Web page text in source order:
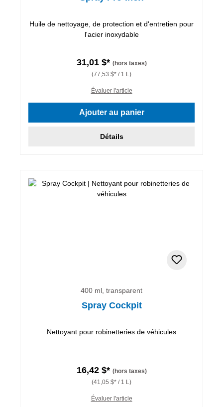
Huile de nettoyage, de protection et d'entretien pour
l'acier inoxydable
31,01 $* (hors taxes)
(77,53 $* / 1 L)
Évaluer l'article
Ajouter au panier
Détails
400 ml, transparent
Spray Cockpit
Nettoyant pour robinetteries de véhicules
16,42 $* (hors taxes)
(41,05 $* / 1 L)
Évaluer l'article